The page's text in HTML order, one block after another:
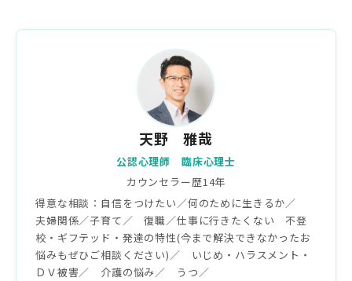
天野 雅哉
公認心理師 臨床心理士
カウンセラー歴14年
得意な相談：自信をつけたい／何のために生きるか／
夫婦関係／子育て／ 復職／仕事に行きたくない 不登
校・ギフテッド・発達の特性(今まで解決できなかったお
悩みもぜひご相談ください)／ いじめ・ハラスメント・
ＤＶ被害／ 介護の悩み／ うつ／